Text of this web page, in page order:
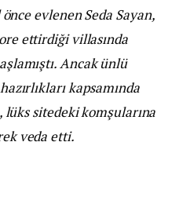
evlenen Seda Sayan,
ettirdiği villasında
Ancak ünlü
kapsamında
lüks sitedeki komşularına
veda etti.